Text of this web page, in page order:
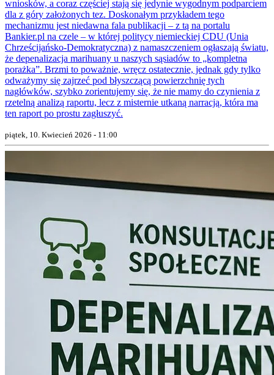
wniosków, a coraz częściej stają się jedynie wygodnym podparciem
dla z góry założonych tez. Doskonałym przykładem tego
mechanizmu jest niedawna fala publikacji – z tą na portalu
Bankier.pl na czele – w której politycy niemieckiej CDU (Unia
Chrześcijańsko-Demokratyczna) z namaszczeniem ogłaszają światu,
że depenalizacja marihuany u naszych sąsiadów to „kompletna
porażka”. Brzmi to poważnie, wręcz ostatecznie, jednak gdy tylko
odważymy się zajrzeć pod błyszczącą powierzchnię tych
nagłówków, szybko zorientujemy się, że nie mamy do czynienia z
rzetelną analizą raportu, lecz z misternie utkaną narracją, która ma
ten raport po prostu zagłuszyć.
piątek, 10. Kwiecień 2026 - 11:00